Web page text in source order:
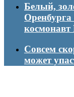
Белый,
космонавт
Совсем
может